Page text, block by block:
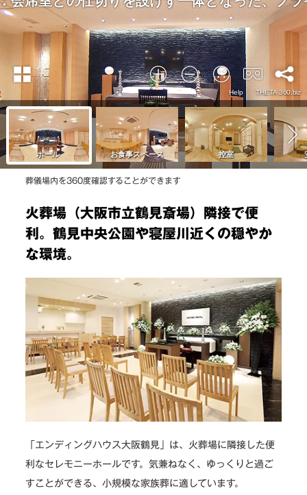
葬儀場内を360度確認することができます
火葬場（大阪市立鶴見斎場）隣接で便
利。鶴見中央公園や寝屋川近くの穏やか
な環境。
「エンディングハウス大阪鶴見」は、火葬場に隣接した便
利なセレモニーホールです。気兼ねなく、ゆっくりと過ご
すことができる、小規模な家族葬に適しています。